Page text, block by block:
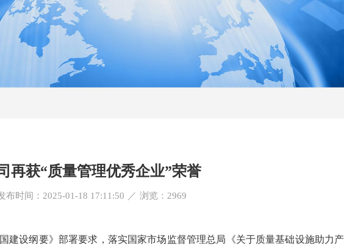
再获“质量管理优秀企业”荣誉
布时间：2025-01-18 17:11:50 ／ 浏览： 2969
建设纲要》部署要求，落实国家市场监督管理总局《关于质量基础设施助力